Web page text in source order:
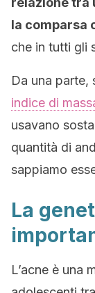
la comparsa
che in tutti gli
Da una parte,
indice di
usavano
quantità di
sappiamo
La
L’acne è una